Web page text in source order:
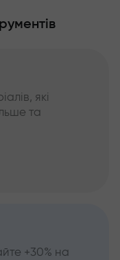
які
та
+30% на